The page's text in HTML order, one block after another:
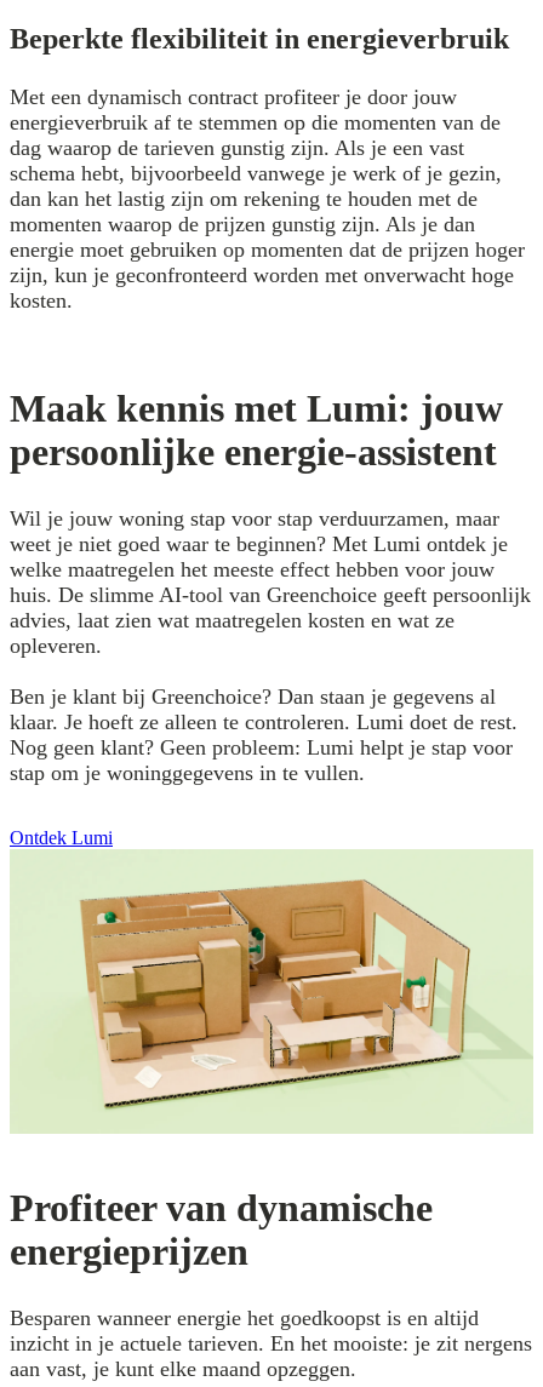
Beperkte flexibiliteit in energieverbruik
Met een dynamisch contract profiteer je door jouw
energieverbruik af te stemmen op die momenten van de
dag waarop de tarieven gunstig zijn. Als je een vast
schema hebt, bijvoorbeeld vanwege je werk of je gezin,
dan kan het lastig zijn om rekening te houden met de
momenten waarop de prijzen gunstig zijn. Als je dan
energie moet gebruiken op momenten dat de prijzen hoger
zijn, kun je geconfronteerd worden met onverwacht hoge
kosten.
Maak kennis met Lumi: jouw
persoonlijke energie-assistent
Wil je jouw woning stap voor stap verduurzamen, maar
weet je niet goed waar te beginnen? Met Lumi ontdek je
welke maatregelen het meeste effect hebben voor jouw
huis. De slimme AI-tool van Greenchoice geeft persoonlijk
advies, laat zien wat maatregelen kosten en wat ze
opleveren.
Ben je klant bij Greenchoice? Dan staan je gegevens al
klaar. Je hoeft ze alleen te controleren. Lumi doet de rest.
Nog geen klant? Geen probleem: Lumi helpt je stap voor
stap om je woninggegevens in te vullen.
Ontdek Lumi
Profiteer van dynamische
energieprijzen
Besparen wanneer energie het goedkoopst is en altijd
inzicht in je actuele tarieven. En het mooiste: je zit nergens
aan vast, je kunt elke maand opzeggen.